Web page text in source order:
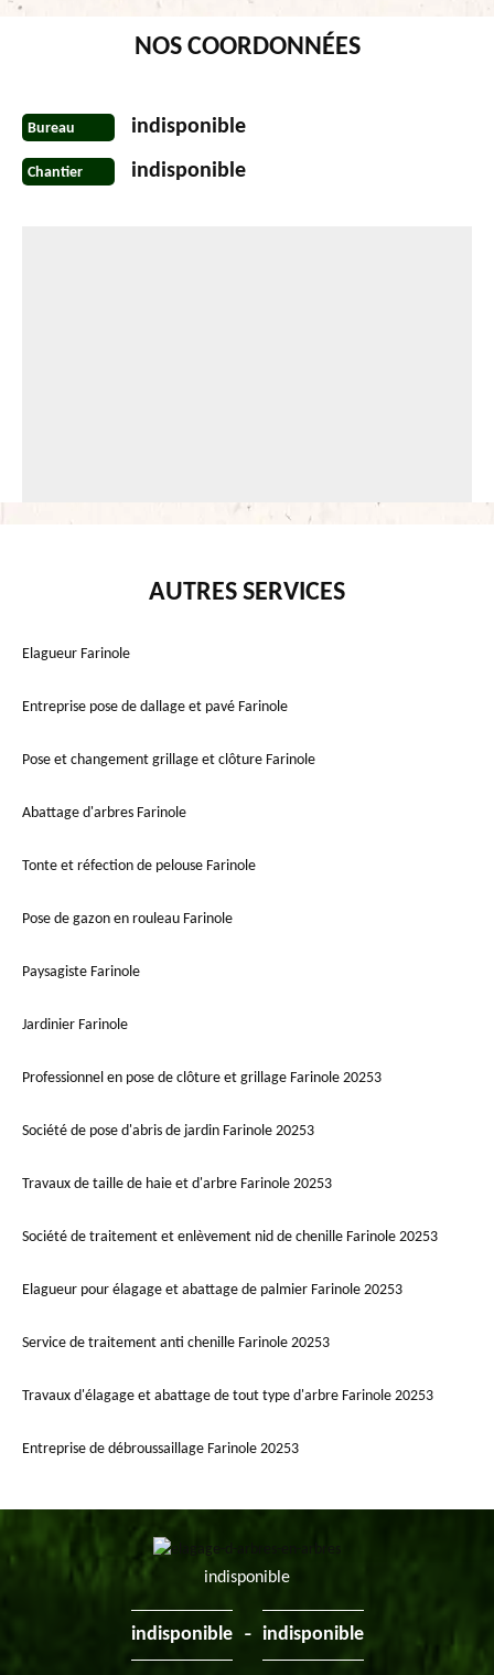
NOS COORDONNÉES
Bureau indisponible
Chantier indisponible
AUTRES SERVICES
Elagueur Farinole
Entreprise pose de dallage et pavé Farinole
Pose et changement grillage et clôture Farinole
Abattage d'arbres Farinole
Tonte et réfection de pelouse Farinole
Pose de gazon en rouleau Farinole
Paysagiste Farinole
Jardinier Farinole
Professionnel en pose de clôture et grillage Farinole 20253
Société de pose d'abris de jardin Farinole 20253
Travaux de taille de haie et d'arbre Farinole 20253
Société de traitement et enlèvement nid de chenille Farinole 20253
Elagueur pour élagage et abattage de palmier Farinole 20253
Service de traitement anti chenille Farinole 20253
Travaux d'élagage et abattage de tout type d'arbre Farinole 20253
Entreprise de débroussaillage Farinole 20253
indisponible
indisponible - indisponible